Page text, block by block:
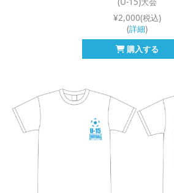
¥2,000(税込)
(詳細)
購入する